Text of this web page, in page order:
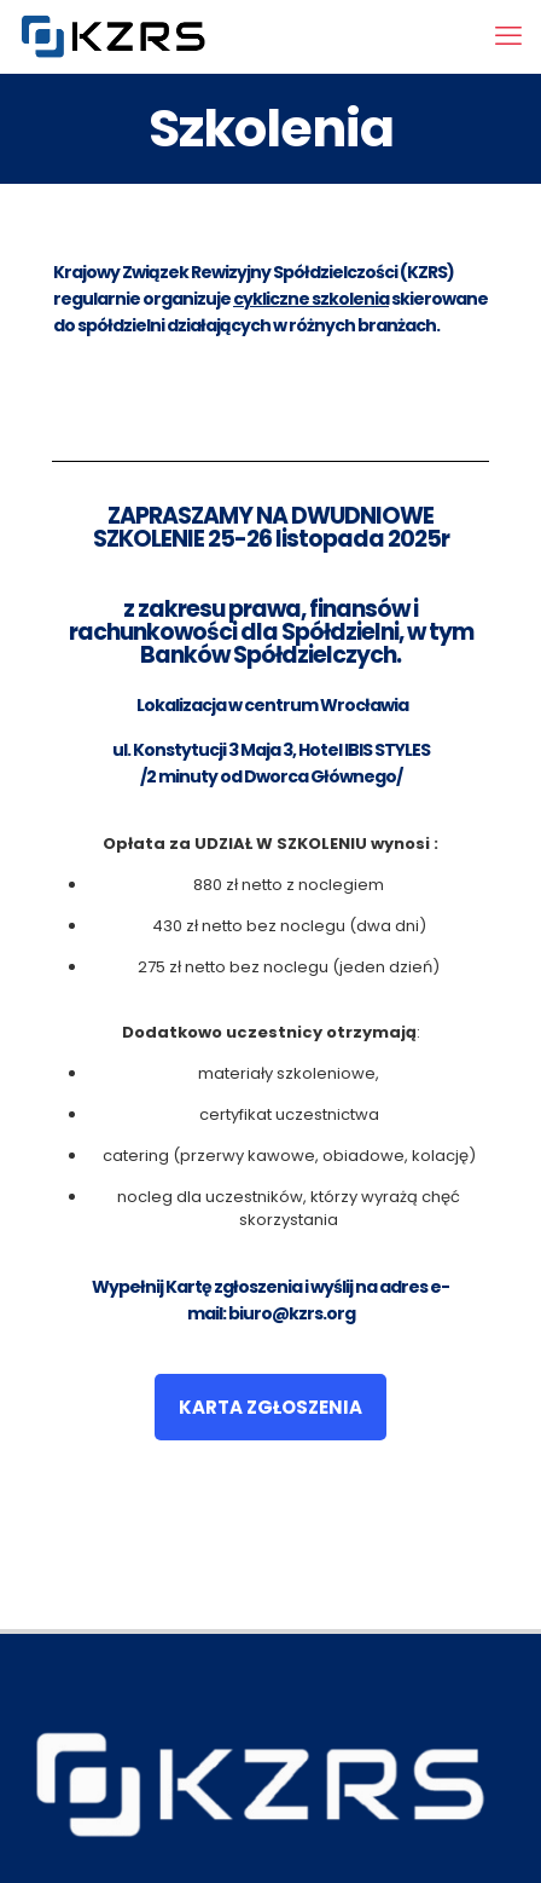
Szkolenia
Krajowy Związek Rewizyjny Spółdzielczości(KZRS)
regularnie organizujecykliczne szkoleniaskierowane
do spółdzielni działających w różnych branżach.
ZAPRASZAMY NA DWUDNIOWE
SZKOLENIE 25-26 listopada 2025r
z zakresu prawa, finansów i
rachunkowości dla Spółdzielni, w tym
Banków Spółdzielczych.
Lokalizacja w centrum Wrocławia
ul. Konstytucji 3 Maja 3, Hotel IBIS STYLES
/2 minuty od Dworca Głównego/
Opłata za UDZIAŁ W SZKOLENIU wynosi :
880 zł netto z noclegiem
430 zł netto bez noclegu (dwa dni)
275 zł netto bez noclegu (jeden dzień)
Dodatkowo uczestnicy otrzymają:
materiały szkoleniowe,
certyfikat uczestnictwa
catering (przerwy kawowe, obiadowe, kolację)
nocleg dla uczestników, którzy wyrażą chęć
skorzystania
Wypełnij Kartę zgłoszenia i wyślij na adres e-
mail:biuro@kzrs.org
KARTA ZGŁOSZENIA